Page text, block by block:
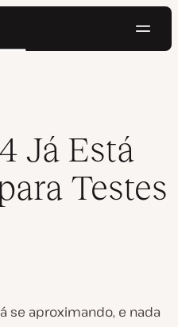
Testes
Já Está
Testes
se aproximando, e nada